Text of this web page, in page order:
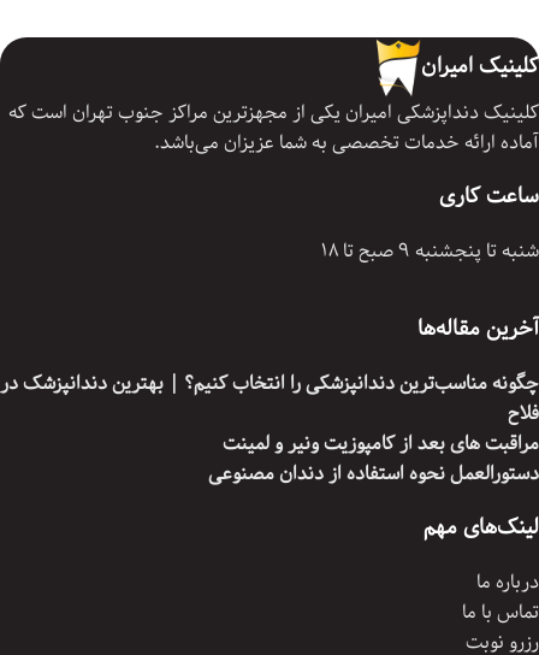
کلینیک امیران
کلینیک دنداپزشکی امیران یکی از مجهزترین مراکز جنوب تهران است که
آماده ارائه خدمات تخصصی به شما عزیزان می‌باشد.
ساعت کاری
شنبه تا پنجشنبه 9 صبح تا 18
آخرین مقاله‌ها
چگونه مناسب‌ترین دندانپزشکی را انتخاب کنیم؟ | بهترین دندانپزشک در
فلاح
مراقبت های بعد از کامپوزیت ونیر و لمینت
دستورالعمل نحوه استفاده از دندان مصنوعی
لینک‌های مهم
درباره ما
تماس با ما
رزرو نوبت